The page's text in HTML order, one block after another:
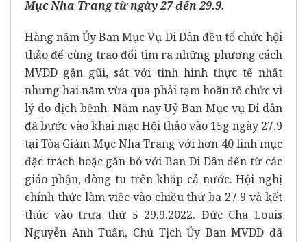
Mục Nha Trang từ ngày 27 đến 29.9.
Hàng năm Ủy Ban Mục Vụ Di Dân đều tổ chức hội
thảo để cùng trao đổi tìm ra những phương cách
MVDD gần gũi, sát với tình hình thực tế nhất
nhưng hai năm vừa qua phải tạm hoãn tổ chức vì
lý do dịch bệnh. Năm nay Uỷ Ban Mục vụ Di dân
đã bước vào khai mạc Hội thảo vào 15g ngày 27.9
tại Tòa Giám Mục Nha Trang với hơn 40 linh mục
đặc trách hoặc gắn bó với Ban Di Dân đến từ các
giáo phận, dòng tu trên khắp cả nước. Hội nghị
chính thức làm việc vào chiều thứ ba 27.9 và kết
thúc vào trưa thứ 5 29.9.2022. Đức Cha Louis
Nguyễn Anh Tuấn, Chủ Tịch Ủy Ban MVDD đã